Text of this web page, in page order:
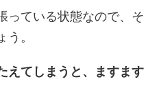
っている状態なので、そ
。
えてしまうと、ますます